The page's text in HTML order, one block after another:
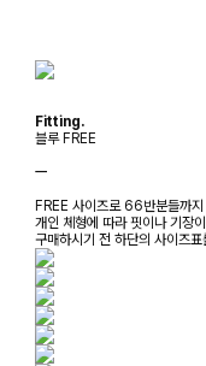
Fitting.
블루 FREE
ㅡ
FREE 사이즈로 66반분들까
개인 체형에 따라 핏이나 기장
구매하시기 전 하단의 사이즈